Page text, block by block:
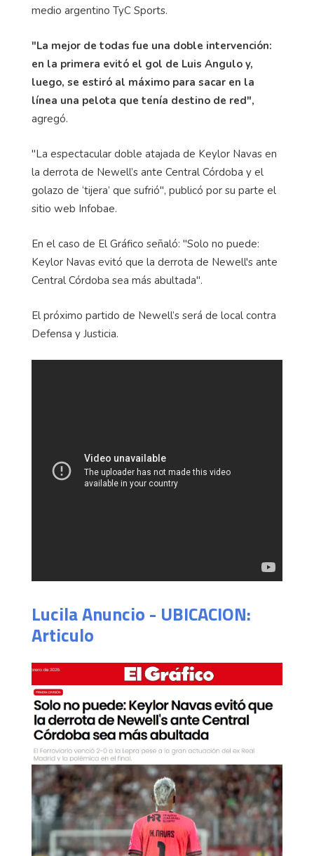
medio argentino TyC Sports.
"La mejor de todas fue una doble intervención:
en la primera evitó el gol de Luis Angulo y,
luego, se estiró al máximo para sacar en la
línea una pelota que tenía destino de red",
agregó.
"La espectacular doble atajada de Keylor Navas en
la derrota de Newell’s ante Central Córdoba y el
golazo de ‘tijera’ que sufrió", publicó por su parte el
sitio web Infobae.
En el caso de El Gráfico señaló: "Solo no puede:
Keylor Navas evitó que la derrota de Newell's ante
Central Córdoba sea más abultada".
El próximo partido de Newell’s será de local contra
Defensa y Justicia.
Lucila Anuncio - UBICACION:
Articulo